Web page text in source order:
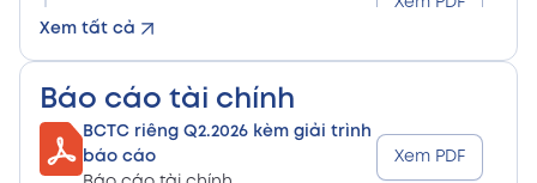
Xem tất cả
8:15 PM
8:15 PM
CBTT Điều lệ Công ty sửa đổi bổ sung (Vn)
08/05/2026
Báo cáo tài chính
BCTC riêng Q2.2026 kèm giải trình
báo cáo
Xem PDF